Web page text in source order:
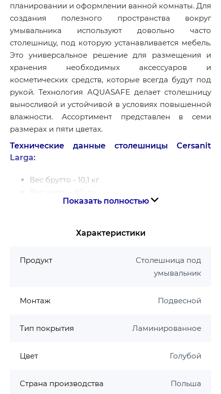
планировании и оформлении ванной комнаты. Для
создания полезного пространства вокруг
умывальника используют довольно часто
столешницу, под которую устанавливается мебель.
Это универсальное решение для размещения и
хранения необходимых аксессуаров и
косметических средств, которые всегда будут под
рукой. Технология AQUASAFE делает столешницу
выносливой и устойчивой в условиях повышенной
влажности. Ассортимент представлен в семи
размерах и пяти цветах.
Технические данные столешницы Cersanit
Larga:
Вес брутто - 10,1 кг
Вес нетто – 9,1 кг
Высота – 1,8 см
Цвет – голубой
Ширина – 140,2 см
Показать полностью
Характеристики
Продукт
Столешница под
умывальник
Монтаж Подвесной
Тип покрытия Ламинированное
Цвет Голубой
Страна производства Польша